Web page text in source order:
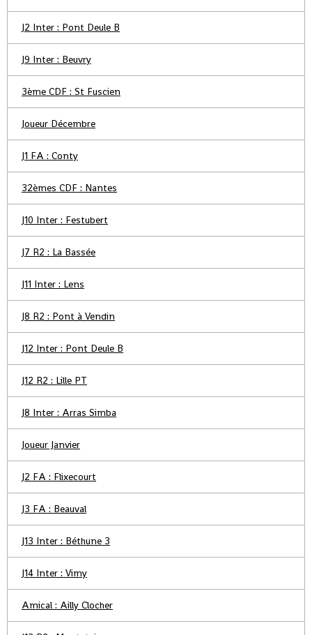
J2 Inter : Pont Deule B
J9 Inter : Beuvry
3ème CDF : St Fuscien
Joueur Décembre
J1 FA : Conty
32èmes CDF : Nantes
J10 Inter : Festubert
J7 R2 : La Bassée
J11 Inter : Lens
J8 R2 : Pont à Vendin
J12 Inter : Pont Deule B
J12 R2 : Lille PT
J8 Inter : Arras Simba
Joueur Janvier
J2 FA : Flixecourt
J3 FA : Beauval
J13 Inter : Béthune 3
J14 Inter : Vimy
Amical : Ailly Clocher